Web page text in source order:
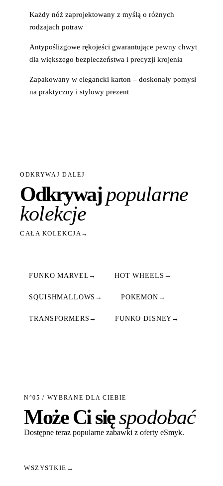
Każdy nóż zaprojektowany z myślą o różnych
rodzajach potraw
Antypoślizgowe rękojeści gwarantujące pewny chwyt
dla większego bezpieczeństwa i precyzji krojenia
Zapakowany w elegancki karton – doskonały pomysł
na praktyczny i stylowy prezent
ODKRYWAJ DALEJ
Odkrywajpopularne
kolekcje
CAŁA KOLEKCJA →
FUNKO MARVEL → HOT WHEELS →
SQUISHMALLOWS → POKEMON →
TRANSFORMERS → FUNKO DISNEY →
N°05 / WYBRANE DLA CIEBIE
Może Ci sięspodobać
Dostępne teraz popularne zabawki z oferty eSmyk.
WSZYSTKIE →